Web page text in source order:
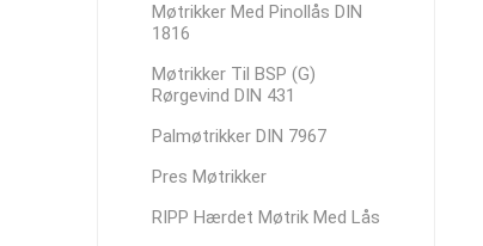
Møtrikker Med Pinollås DIN
1816
Møtrikker Til BSP (G)
Rørgevind DIN 431
Palmøtrikker DIN 7967
Pres Møtrikker
RIPP Hærdet Møtrik Med Lås